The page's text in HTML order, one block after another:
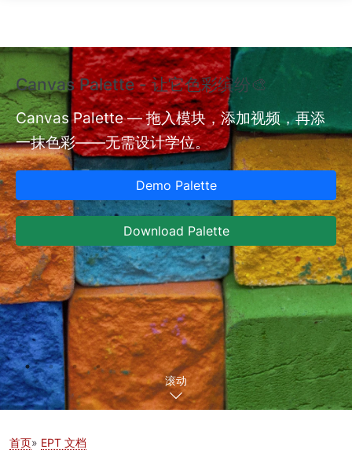
Canvas Palette - 让它色彩缤纷🎨
Canvas Palette — 拖入模块，添加视频，再添
一抹色彩——无需设计学位。
Demo Palette
Download Palette
滚动
首页 EPT 文档